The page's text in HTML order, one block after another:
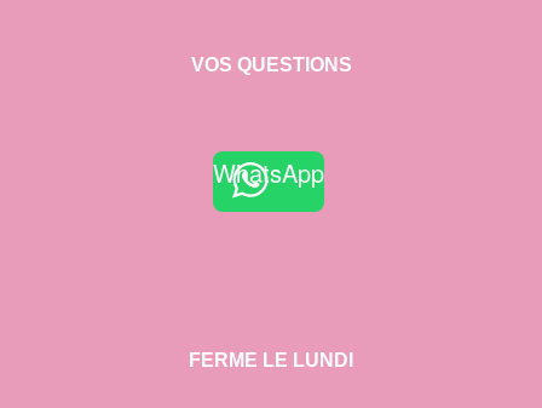
VOS QUESTIONS
WhatsApp
FERME LE LUNDI